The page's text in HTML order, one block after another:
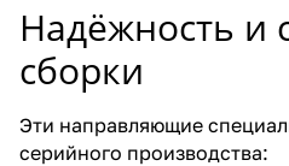
Надёжность и
сборки
Эти направляющие
серийного производства: